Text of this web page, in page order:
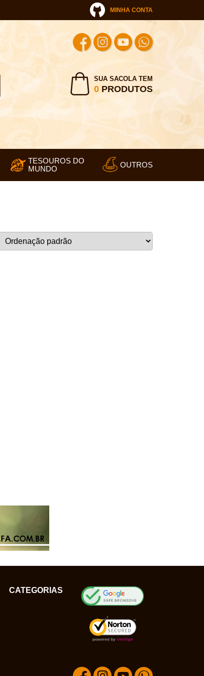
MINHA CONTA
SUA SACOLA TEM
0PRODUTOS
TESOUROS DO
MUNDO
OUTROS
CATEGORIAS